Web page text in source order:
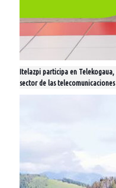
Itelazpi participa en
sector de las telecomunicaciones